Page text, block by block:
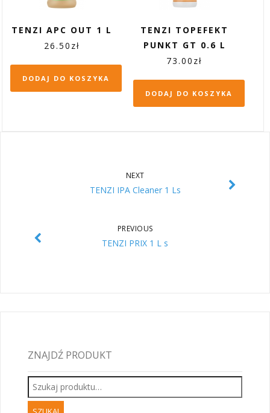
TENZI APC OUT 1 L
26.50 zł
DODAJ DO KOSZYKA
TENZI TOPEFEKT
PUNKT GT 0.6 L
73.00 zł
DODAJ DO KOSZYKA
NEXT
TENZI IPA Cleaner 1 Ls
PREVIOUS
TENZI PRIX 1 L s
ZNAJDŹ PRODUKT
Szukaj: